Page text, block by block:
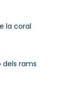
la coral
dels rams